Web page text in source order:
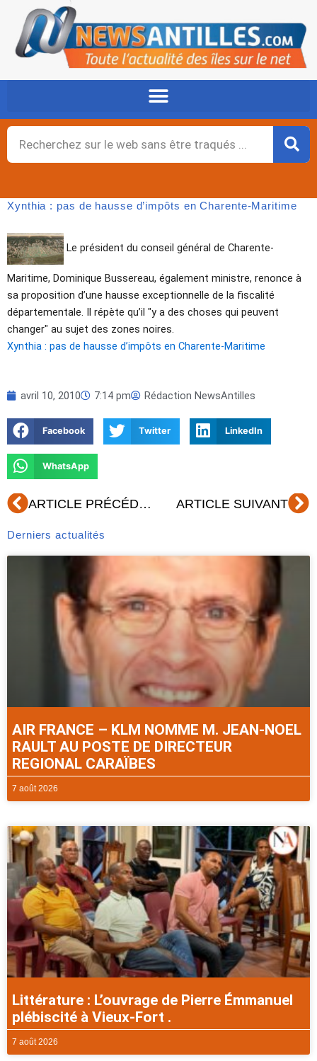
contenu
Rechercher
Xynthia : pas de hausse d’impôts en Charente-Maritime
Le président du conseil général de Charente-
Maritime, Dominique Bussereau, également ministre, renonce à
sa proposition d’une hausse exceptionnelle de la fiscalité
départementale. Il répète qu’il "y a des choses qui peuvent
changer" au sujet des zones noires.
Xynthia : pas de hausse d’impôts en Charente-Maritime
avril 10, 2010 7:14 pm Rédaction NewsAntilles
Facebook Twitter LinkedIn
WhatsApp
Précédent ARTICLE PRÉCÉDENT ARTICLE SUIVANT
Derniers actualités
AIR FRANCE – KLM NOMME M. JEAN-NOEL
RAULT AU POSTE DE DIRECTEUR
REGIONAL CARAÏBES
7 août 2026
Littérature : L’ouvrage de Pierre Émmanuel
plébiscité à Vieux-Fort .
7 août 2026